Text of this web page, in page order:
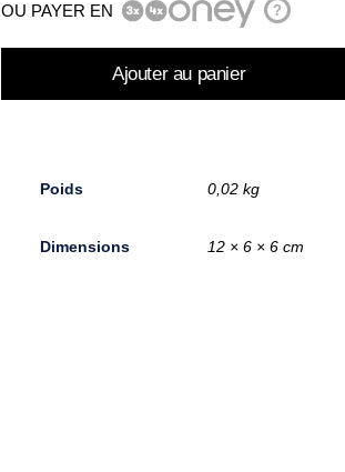
OU PAYER EN ?
Ajouter au panier
Poids 0,02 kg
Dimensions 12 × 6 × 6 cm